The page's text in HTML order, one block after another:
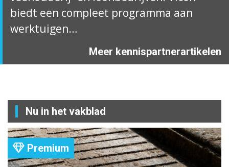
biedt een compleet programma aan
werktuigen…
Meer kennispartnerartikelen
Nu in het vakblad
Premium